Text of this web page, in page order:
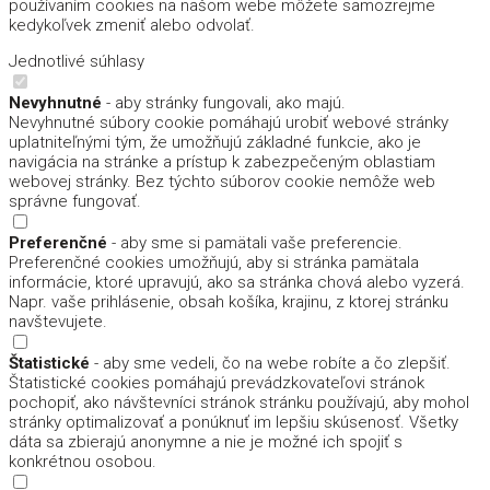
používaním cookies na našom webe môžete samozrejme
kedykoľvek zmeniť alebo odvolať.
Jednotlivé súhlasy
Nevyhnutné - aby stránky fungovali, ako majú.
Nevyhnutné súbory cookie pomáhajú urobiť webové stránky
uplatniteľnými tým, že umožňujú základné funkcie, ako je
navigácia na stránke a prístup k zabezpečeným oblastiam
webovej stránky. Bez týchto súborov cookie nemôže web
správne fungovať.
Preferenčné - aby sme si pamätali vaše preferencie.
Preferenčné cookies umožňujú, aby si stránka pamätala
informácie, ktoré upravujú, ako sa stránka chová alebo vyzerá.
Napr. vaše prihlásenie, obsah košíka, krajinu, z ktorej stránku
navštevujete.
Štatistické - aby sme vedeli, čo na webe robíte a čo zlepšiť.
Štatistické cookies pomáhajú prevádzkovateľovi stránok
pochopiť, ako návštevníci stránok stránku používajú, aby mohol
stránky optimalizovať a ponúknuť im lepšiu skúsenosť. Všetky
dáta sa zbierajú anonymne a nie je možné ich spojiť s
konkrétnou osobou.